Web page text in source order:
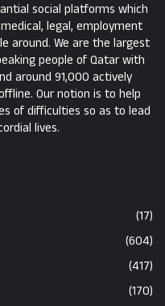
social platforms which
legal, employment
around. We are the largest
people of Qatar with
around 91,000 actively
Our notion is to help
of difficulties so as to lead
lives.
(17)
(604)
(417)
(170)